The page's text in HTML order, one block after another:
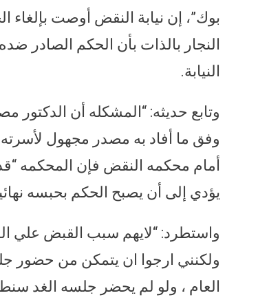
بوك”، إن نيابة النقض أوصت
النجار بالذات بأن الحكم الصادر
النيابة.
وتابع حديثه: “المشكله أن
وفق ما أفاد به مصدر مجهول
أمام محكمه النقض فإن المحكمه
يؤدي إلى أن يصبح الحكم بحبسه
واستطرد: “لايهم سبب القبض علي
ولكنني ارجوا ان يتمكن من حضور
العام ، ولو لم يحضر جلسه الغد